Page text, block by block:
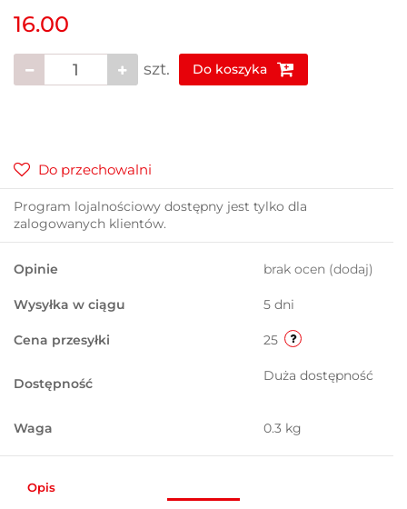
16.00
szt. Do koszyka
Do przechowalni
Program lojalnościowy dostępny jest tylko dla
zalogowanych klientów.
Opinie brak ocen (dodaj)
Wysyłka w ciągu 5 dni
Cena przesyłki 25
Dostępność Duża dostępność
Waga 0.3 kg
Opis